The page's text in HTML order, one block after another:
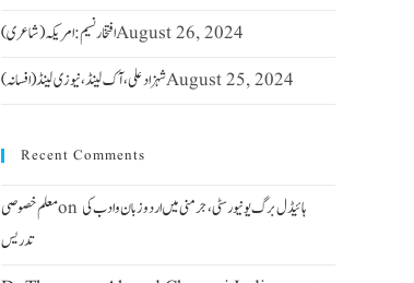
افتخار نسیم: امریکہ(شاعری)August 26, 2024
شہزاد علی،آک لینڈ ،نیوزی لینڈ(افسانہ)August 25, 2024
Recent Comments
معلم خصوصیon ہائیڈل برگ یونیورسٹی ، جرمنی میں اردو زبان وادب کی
تدریس